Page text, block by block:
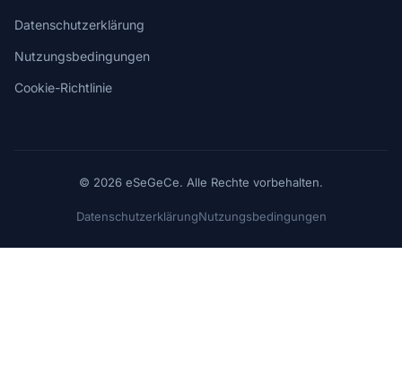
Datenschutzerklärung
Nutzungsbedingungen
Cookie-Richtlinie
© 2026 eSeGeCe. Alle Rechte vorbehalten.
DatenschutzerklärungNutzungsbedingungen